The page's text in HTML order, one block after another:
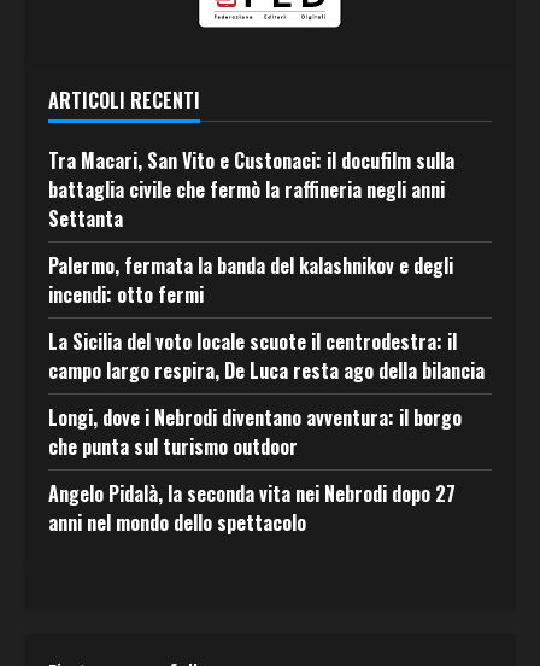
ARTICOLI RECENTI
Tra Macari, San Vito e Custonaci: il docufilm sulla
battaglia civile che fermò la raffineria negli anni
Settanta
Palermo, fermata la banda del kalashnikov e degli
incendi: otto fermi
La Sicilia del voto locale scuote il centrodestra: il
campo largo respira, De Luca resta ago della bilancia
Longi, dove i Nebrodi diventano avventura: il borgo
che punta sul turismo outdoor
Angelo Pidalà, la seconda vita nei Nebrodi dopo 27
anni nel mondo dello spettacolo